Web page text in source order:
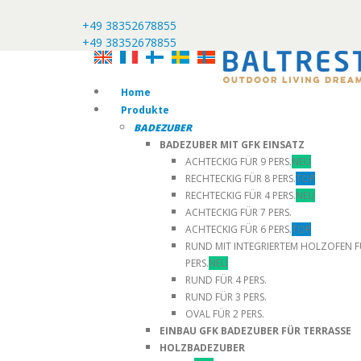
+49 38352678855
+49 38352678855
Home
Produkte
BADEZUBER
BADEZUBER MIT GFK EINSATZ
ACHTECKIG FÜR 9 PERS.NEU
RECHTECKIG FÜR 8 PERS.TOP
RECHTECKIG FÜR 4 PERS.NEU
ACHTECKIG FÜR 7 PERS.
ACHTECKIG FÜR 6 PERS.TOP
RUND MIT INTEGRIERTEM HOLZOFEN
PERS.NEU
RUND FÜR 4 PERS.
RUND FÜR 3 PERS.
OVAL FÜR 2 PERS.
EINBAU GFK BADEZUBER FÜR TERRASSE
HOLZBADEZUBER